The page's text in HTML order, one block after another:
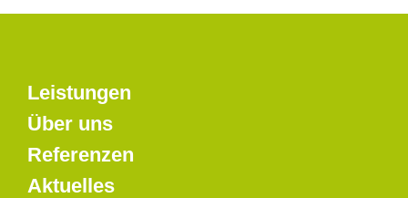
Leistungen
Über uns
Referenzen
Aktuelles